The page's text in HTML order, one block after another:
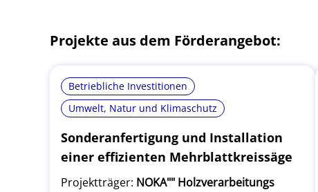
Projekte aus dem Förderangebot:
Betriebliche Investitionen
Umwelt, Natur und Klimaschutz
Sonderanfertigung und Installation
einer effizienten Mehrblattkreissäge
Projektträger: NOKA"" Holzverarbeitungs